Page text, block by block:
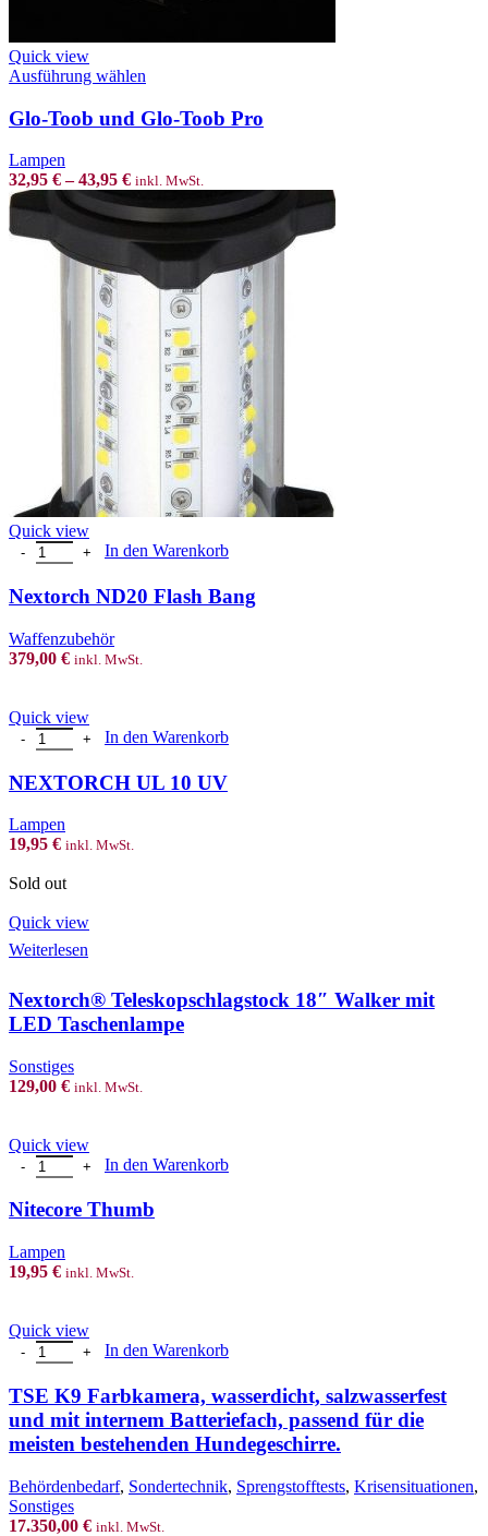
Quick view
Ausführung wählen
has
multiple
The
options
may
chosen
the
product
page
Glo-Toob und Glo-Toob Pro
Lampen
32,95 €–43,95 € inkl. MwSt.
Quick view
Nextorch ND20 Flash Bang Menge
In den Warenkorb
Nextorch ND20 Flash Bang
Waffenzubehör
379,00 € inkl. MwSt.
Quick view
NEXTORCH UL 10 UV Menge
In den Warenkorb
NEXTORCH UL 10 UV
Lampen
19,95 € inkl. MwSt.
Sold out
Quick view
Weiterlesen
Nextorch® Teleskopschlagstock 18″ Walker mit
LED Taschenlampe
Sonstiges
129,00 € inkl. MwSt.
Quick view
Nitecore Thumb Menge
In den Warenkorb
Nitecore Thumb
Lampen
19,95 € inkl. MwSt.
Quick view
TSE K9 Farbkamera, wasserdicht, salzwasserfest und mit internem
In den Warenkorb
TSE K9 Farbkamera, wasserdicht, salzwasserfest
und mit internem Batteriefach, passend für die
meisten bestehenden Hundegeschirre.
Behördenbedarf, Sondertechnik, Sprengstofftests, Krisensituationen,
Sonstiges
17.350,00 € inkl. MwSt.